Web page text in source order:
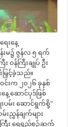
ေးနေ့
းမ၌ ဇွန်လ ၅ ရက်
ဝန်ကြီးချုပ် ဦး
မြှင့်ခဲ့သည်။
ဝင်းက ၂၀၂၆ ခုနှစ်
ေ့ ဆောင်ပုဒ်ဖြစ်
ပမ်း ဆောင်ရွက်စို့”
ညွှန်ချက်များ
ကြီး ရေရှည်စဉ်ဆက်